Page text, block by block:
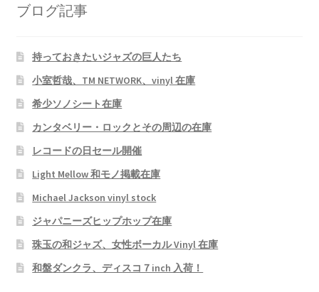
ブログ記事
持っておきたいジャズの巨人たち
小室哲哉、TM NETWORK、vinyl 在庫
希少ソノシート在庫
カンタベリー・ロックとその周辺の在庫
レコードの日セール開催
Light Mellow 和モノ掲載在庫
Michael Jackson vinyl stock
ジャパニーズヒップホップ在庫
珠玉の和ジャズ、女性ボーカル Vinyl 在庫
和盤ダンクラ、ディスコ７inch 入荷！